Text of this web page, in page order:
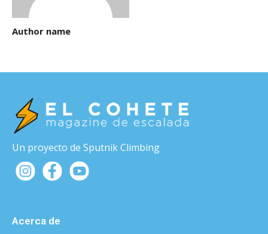
Author name
Un proyecto de Sputnik Climbing
Acerca de